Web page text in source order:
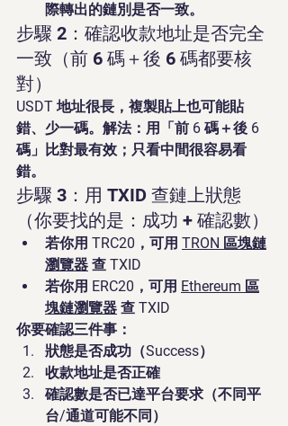
際轉出的鏈別是否一致。
步驟 2：確認收款地址是否完全
一致（前 6 碼＋後 6 碼都要核
對）
USDT 地址很長，複製貼上也可能貼
錯、少一碼。解法：用「前 6 碼＋後 6
碼」比對最有效；只看中間很容易看
錯。
步驟 3：用 TXID 查鏈上狀態
（你要找的是：成功 + 確認數）
若你用 TRC20，可用 TRON 區塊鏈
瀏覽器 查 TXID
若你用 ERC20，可用 Ethereum 區
塊鏈瀏覽器 查 TXID
你要確認三件事：
狀態是否成功（Success）
收款地址是否正確
確認數是否已達平台要求（不同平
台/通道可能不同）